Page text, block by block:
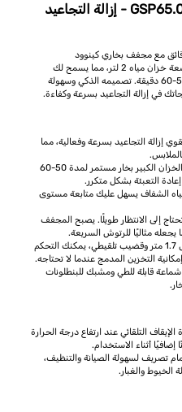
مجفف بخاري كينوود GSP65.000WH - إزالة التجاعيد
مع مجفف بخاري كينوود
GSP65.000WH. يعمل بقوة 1500 واط وسعة خزان مياه 2 لتر، مما يسمح لك
بالحصول على بخار مستمر لمدة تصل إلى 50-60 دقيقة. تصميمه الذكي وسهولة
في إزالة التجاعيد بسرعة وكفاءة.
إزالة التجاعيد بسرعة وفعالية، مما
يتيح لك الخزان الكبير بخار مستمر لمدة 50-60
التعبئة بشكل متكرر.
الشفاف يسهل عليك متابعة مستوى
إلى الانتظار طويلًا. يصبح المجفف
مع سلك كهرباء بطول 1.7 متر وقضيب تلقيطي، يمكنك التحكم
التخزين المدمج عندما لا تحتاجه.
قابلة للطي ومشبك للبنطلونات
التلقائي عند ارتفاع درجة الحرارة
إضافيًا أثناء الاستخدام.
تصريف لسهولة الصيانة والتنظيف،
الخيوط والغبار.